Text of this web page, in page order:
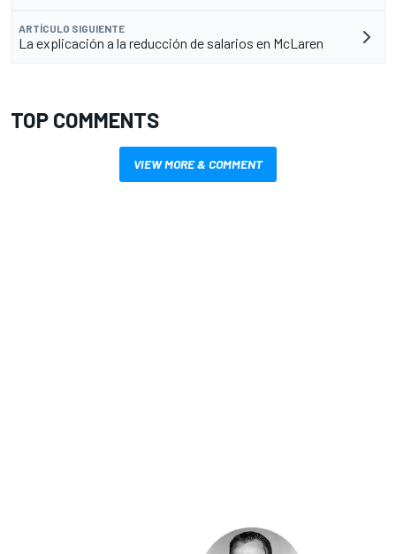
ARTÍCULO SIGUIENTE
La explicación a la reducción de salarios en McLaren
TOP COMMENTS
VIEW MORE & COMMENT